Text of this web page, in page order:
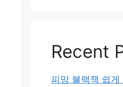
Recent
피망 블랙잭 쉽게